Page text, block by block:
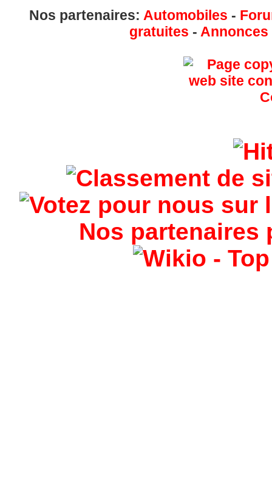
Nos partenaires: Automobiles -
gratuites -
Nos partenaires